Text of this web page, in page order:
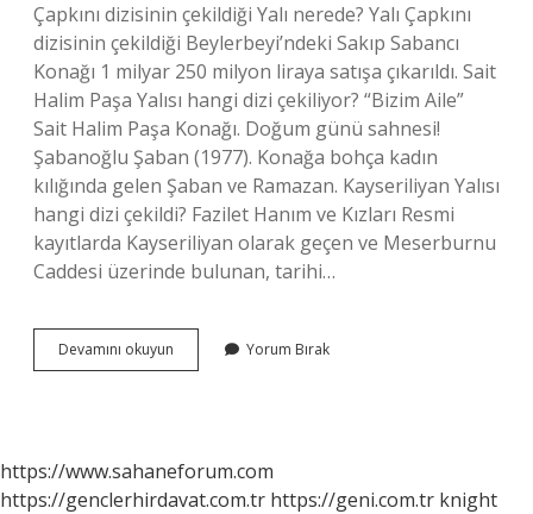
Çapkını dizisinin çekildiği Yalı nerede? Yalı Çapkını
dizisinin çekildiği Beylerbeyi’ndeki Sakıp Sabancı
Konağı 1 milyar 250 milyon liraya satışa çıkarıldı. Sait
Halim Paşa Yalısı hangi dizi çekiliyor? “Bizim Aile”
Sait Halim Paşa Konağı. Doğum günü sahnesi!
Şabanoğlu Şaban (1977). Konağa bohça kadın
kılığında gelen Şaban ve Ramazan. Kayseriliyan Yalısı
hangi dizi çekildi? Fazilet Hanım ve Kızları Resmi
kayıtlarda Kayseriliyan olarak geçen ve Meserburnu
Caddesi üzerinde bulunan, tarihi…
Devamını okuyun Çekildiği
Ev
Çekildi
Yorum Bırak
https://www.sahaneforum.com
https://genclerhirdavat.com.tr https://geni.com.tr knight